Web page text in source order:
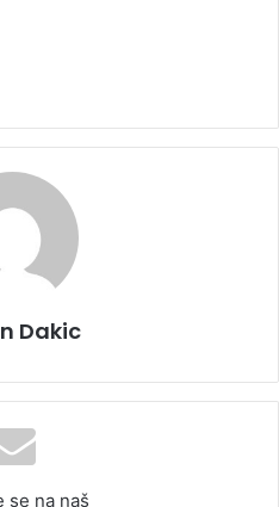
Dakic
se na naš